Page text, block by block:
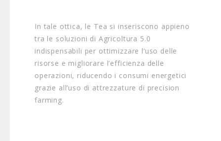
In tale ottica, le Tea si inseriscono appieno
tra le soluzioni di Agricoltura 5.0
indispensabili per ottimizzare l’uso delle
risorse e migliorare l’efficienza delle
operazioni, riducendo i consumi energetici
grazie all’uso di attrezzature di precision
farming.